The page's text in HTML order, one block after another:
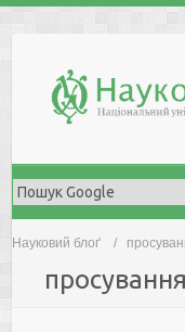
Науковий блоґ
просування